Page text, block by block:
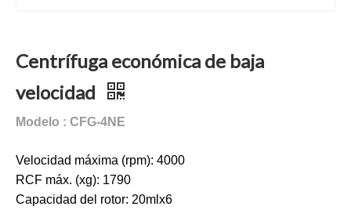
Centrífuga económica de baja
velocidad
Modelo : CFG-4NE
Velocidad máxima (rpm): 4000
RCF máx. (xg): 1790
Capacidad del rotor: 20mlx6